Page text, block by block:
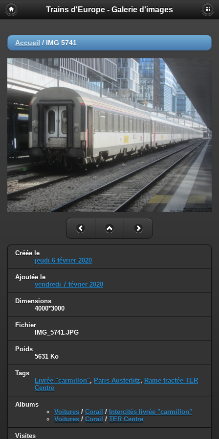
Trains d'Europe - Galerie d'images
Accueil / IMG 5741
Créée le
jeudi 6 février 2020
Ajoutée le
vendredi 7 février 2020
Dimensions
4000*3000
Fichier
IMG_5741.JPG
Poids
5631 Ko
Tags
Livrée "carmillon", Paris Austerlitz, Rame tractée TER
Centre
Albums
Voitures / Corail / Intercités livrée "carmillon"
Voitures / Corail / TER Centre
Visites